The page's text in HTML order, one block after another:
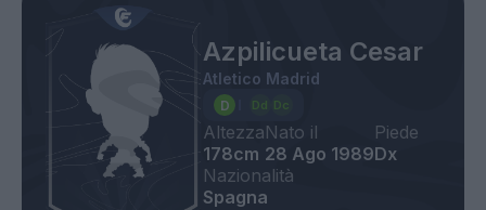
Azpilicueta Cesar
Atletico Madrid
Altezza
178cm
Nato il
28 Ago 1989
Piede
Dx
Nazionalità
Spagna